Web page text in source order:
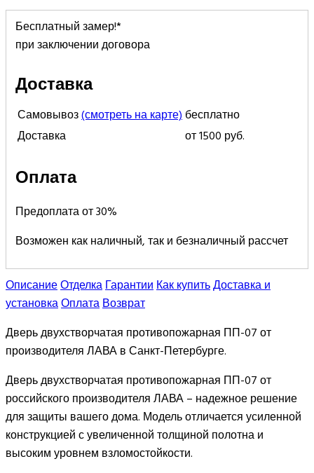
Бесплатный замер!*
при заключении договора
Доставка
Самовывоз(смотреть на карте)бесплатно
Доставка
от 1500 руб.
Оплата
Предоплата от 30%
Возможен как наличный, так и безналичный рассчет
ОписаниеОтделкаГарантииКак купитьДоставка и
установкаОплатаВозврат
Дверь двухстворчатая противопожарная ПП-07 от
производителя ЛАВА в Санкт-Петербурге.
Дверь двухстворчатая противопожарная ПП-07 от
российского производителя ЛАВА – надежное решение
для защиты вашего дома. Модель отличается усиленной
конструкцией с увеличенной толщиной полотна и
высоким уровнем взломостойкости.